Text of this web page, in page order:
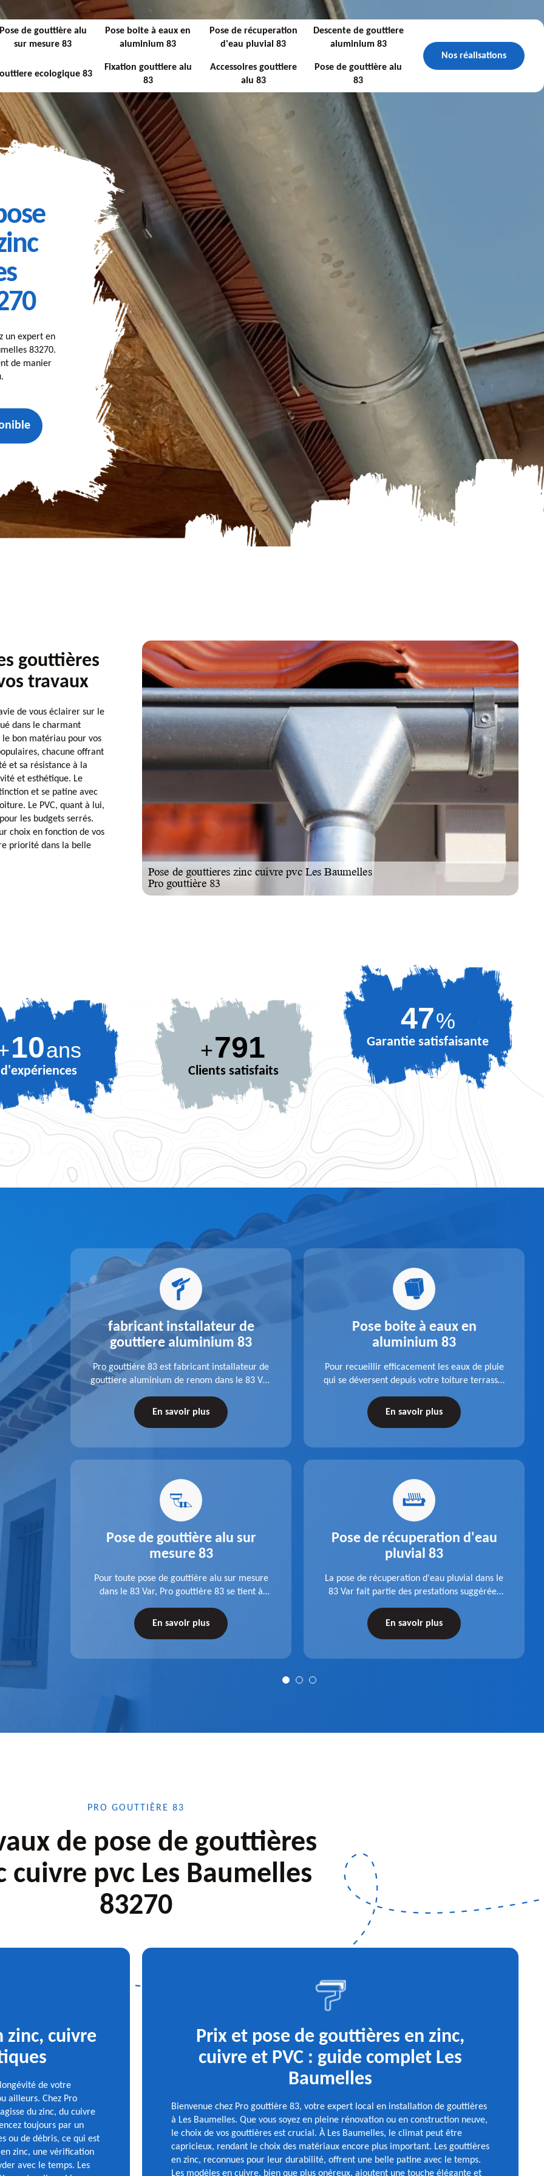
Pose de gouttière alu
sur mesure 83
Pose boite à eaux en
aluminium 83
Pose de récuperation
d'eau pluvial 83
Descente de gouttiere
aluminium 83
ecologique 83
Fixation gouttiere alu
83
Accessoires gouttiere
alu 83
Pose de gouttière alu
83
Nos réalisations
un expert en
83270.
de manier
gouttières
travaux
de vous éclairer sur le
dans le charmant
le bon matériau pour vos
chacune offrant
et sa résistance à la
et esthétique. Le
et se patine avec
Le PVC, quant à lui,
les budgets serrés.
choix en fonction de vos
priorité dans la belle
10ans
d'expériences
+889
Clients satisfaits
67%
Garantie satisfaisante
83
ses
Var,
de
de
nous
fabricant installateur de
gouttiere aluminium 83
Pro gouttière 83 est fabricant installateur de
gouttiere aluminium de renom dans le 83 Var.
veille à réaliser des gouttières performantes,
durables et à la hauteur de vos attentes.
En savoir plus
Pose de gouttière alu sur
mesure 83
Pour toute pose de gouttière alu sur mesure
dans le 83 Var, Pro gouttière 83 se tient à
de l'accessoire à installer, faites-nous
En savoir plus
Pose boite à eaux en
aluminium 83
Pour recueillir efficacement les eaux de pluie
qui se déversent depuis votre toiture terrasse,
dans le 83 Var de la société Pro gouttière 83.
En savoir plus
Pose de récuperation d'eau
pluvial 83
La pose de récuperation d'eau pluvial dans le
83 Var fait partie des prestations suggérées
récupérateur d'eau entièrement fonctionnel
En savoir plus
PRO GOUTTIÈRE 83
de pose de gouttières
cuivre pvc Les Baumelles
83270
zinc, cuivre
de votre
ailleurs. Chez Pro
du zinc, du cuivre
toujours par un
ou de débris, ce qui est
zinc, une vérification
avec le temps. Les
Prix et pose de gouttières en zinc,
cuivre et PVC : guide complet Les
Baumelles
Bienvenue chez Pro gouttière 83, votre expert local en installation de gouttières
à Les Baumelles. Que vous soyez en pleine rénovation ou en construction neuve,
le choix de vos gouttières est crucial. À Les Baumelles, le climat peut être
capricieux, rendant le choix des matériaux encore plus important. Les gouttières
en zinc, reconnues pour leur durabilité, offrent une belle patine avec le temps.
Les modèles en cuivre, bien que plus onéreux, ajoutent une touche élégante et